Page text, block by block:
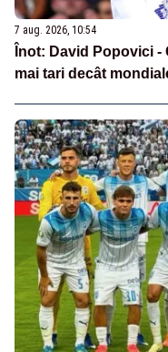
7 aug. 2026, 10:54
Înot: David Popovici
mai tari decât